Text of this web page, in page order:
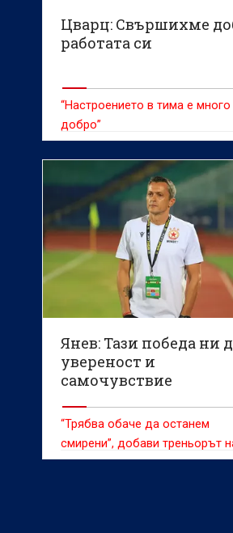
Цварц: Свършихме
работата си
“Настроението в тима е много
добро”
Янев: Тази победа ни
увереност и
самочувствие
“Трябва обаче да останем
смирени”, добави треньорът
ЦСКА